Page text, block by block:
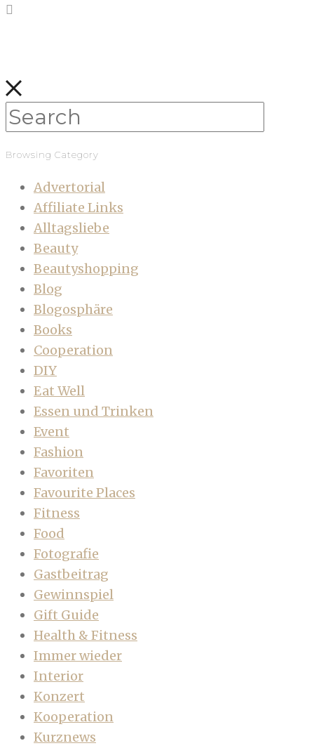
Browsing Category
Advertorial
Affiliate Links
Alltagsliebe
Beauty
Beautyshopping
Blog
Blogosphäre
Books
Cooperation
DIY
Eat Well
Essen und Trinken
Event
Fashion
Favoriten
Favourite Places
Fitness
Food
Fotografie
Gastbeitrag
Gewinnspiel
Gift Guide
Health & Fitness
Immer wieder
Interior
Konzert
Kooperation
Kurznews